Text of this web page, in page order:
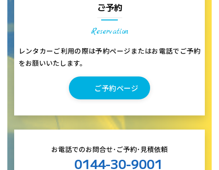
ご予約
Reservation
レンタカーご利用の際は予約ページまたはお電話でご予約
をお願いいたします。
ご予約ページ
お電話でのお問合せ･ご予約･見積依頼
0144-30-9001